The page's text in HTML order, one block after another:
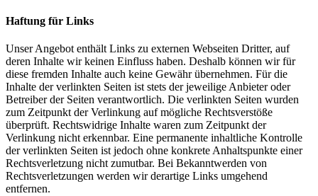
Haftung für Links
Unser Angebot enthält Links zu externen Webseiten Dritter, auf
deren Inhalte wir keinen Einfluss haben. Deshalb können wir für
diese fremden Inhalte auch keine Gewähr übernehmen. Für die
Inhalte der verlinkten Seiten ist stets der jeweilige Anbieter oder
Betreiber der Seiten verantwortlich. Die verlinkten Seiten wurden
zum Zeitpunkt der Verlinkung auf mögliche Rechtsverstöße
überprüft. Rechtswidrige Inhalte waren zum Zeitpunkt der
Verlinkung nicht erkennbar. Eine permanente inhaltliche Kontrolle
der verlinkten Seiten ist jedoch ohne konkrete Anhaltspunkte einer
Rechtsverletzung nicht zumutbar. Bei Bekanntwerden von
Rechtsverletzungen werden wir derartige Links umgehend
entfernen.